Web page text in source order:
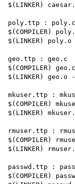
$(LINKER)
poly.ttp : poly.c
$(COMPILER)
$(LINKER)
geo.ttp : geo.c
$(COMPILER) geo.c
$(LINKER)
mkuser.ttp :
$(COMPILER)
$(LINKER)
rmuser.ttp :
$(COMPILER)
$(LINKER)
passwd.ttp :
$(COMPILER)